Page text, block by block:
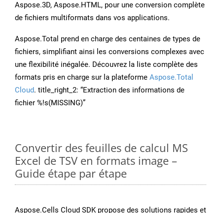
Aspose.3D, Aspose.HTML, pour une conversion complète
de fichiers multiformats dans vos applications.
Aspose.Total prend en charge des centaines de types de
fichiers, simplifiant ainsi les conversions complexes avec
une flexibilité inégalée. Découvrez la liste complète des
formats pris en charge sur la plateforme Aspose.Total
Cloud. title_right_2: “Extraction des informations de
fichier %!s(MISSING)”
Convertir des feuilles de calcul MS
Excel de TSV en formats image –
Guide étape par étape
Aspose.Cells Cloud SDK propose des solutions rapides et